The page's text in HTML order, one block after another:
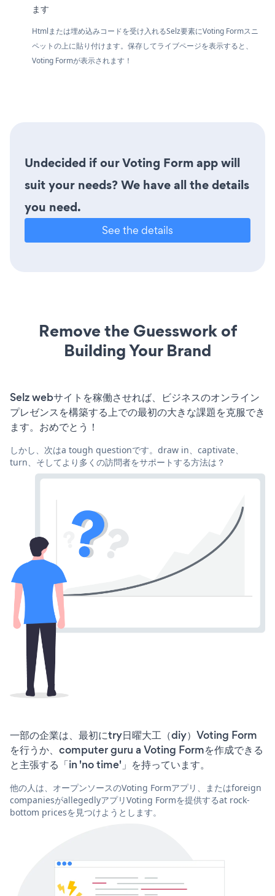
ます
Htmlまたは埋め込みコードを受け入れるSelz要素にVoting Formスニ
ペットの上に貼り付けます。保存してライブページを表示すると、
Voting Formが表示されます！
Undecided if our Voting Form app will
suit your needs? We have all the details
you need.
See the details
Remove the Guesswork of
Building Your Brand
Selz webサイトを稼働させれば、ビジネスのオンライン
プレゼンスを構築する上での最初の大きな課題を克服でき
ます。おめでとう！
しかし、次はa tough questionです。draw in、captivate、
turn、そしてより多くの訪問者をサポートする方法は？
一部の企業は、最初にtry日曜大工（diy）Voting Form
を行うか、computer guru a Voting Formを作成できる
と主張する「in 'no time'」を持っています。
他の人は、オープンソースのVoting Formアプリ、またはforeign
companiesがallegedlyアプリVoting Formを提供するat rock-
bottom pricesを見つけようとします。